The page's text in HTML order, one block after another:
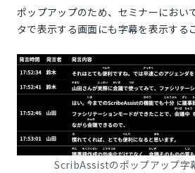
ポップアップのため、セミナーにおい
タで表示する画面にも字幕を表示する
ScribAssistのポップアップ字